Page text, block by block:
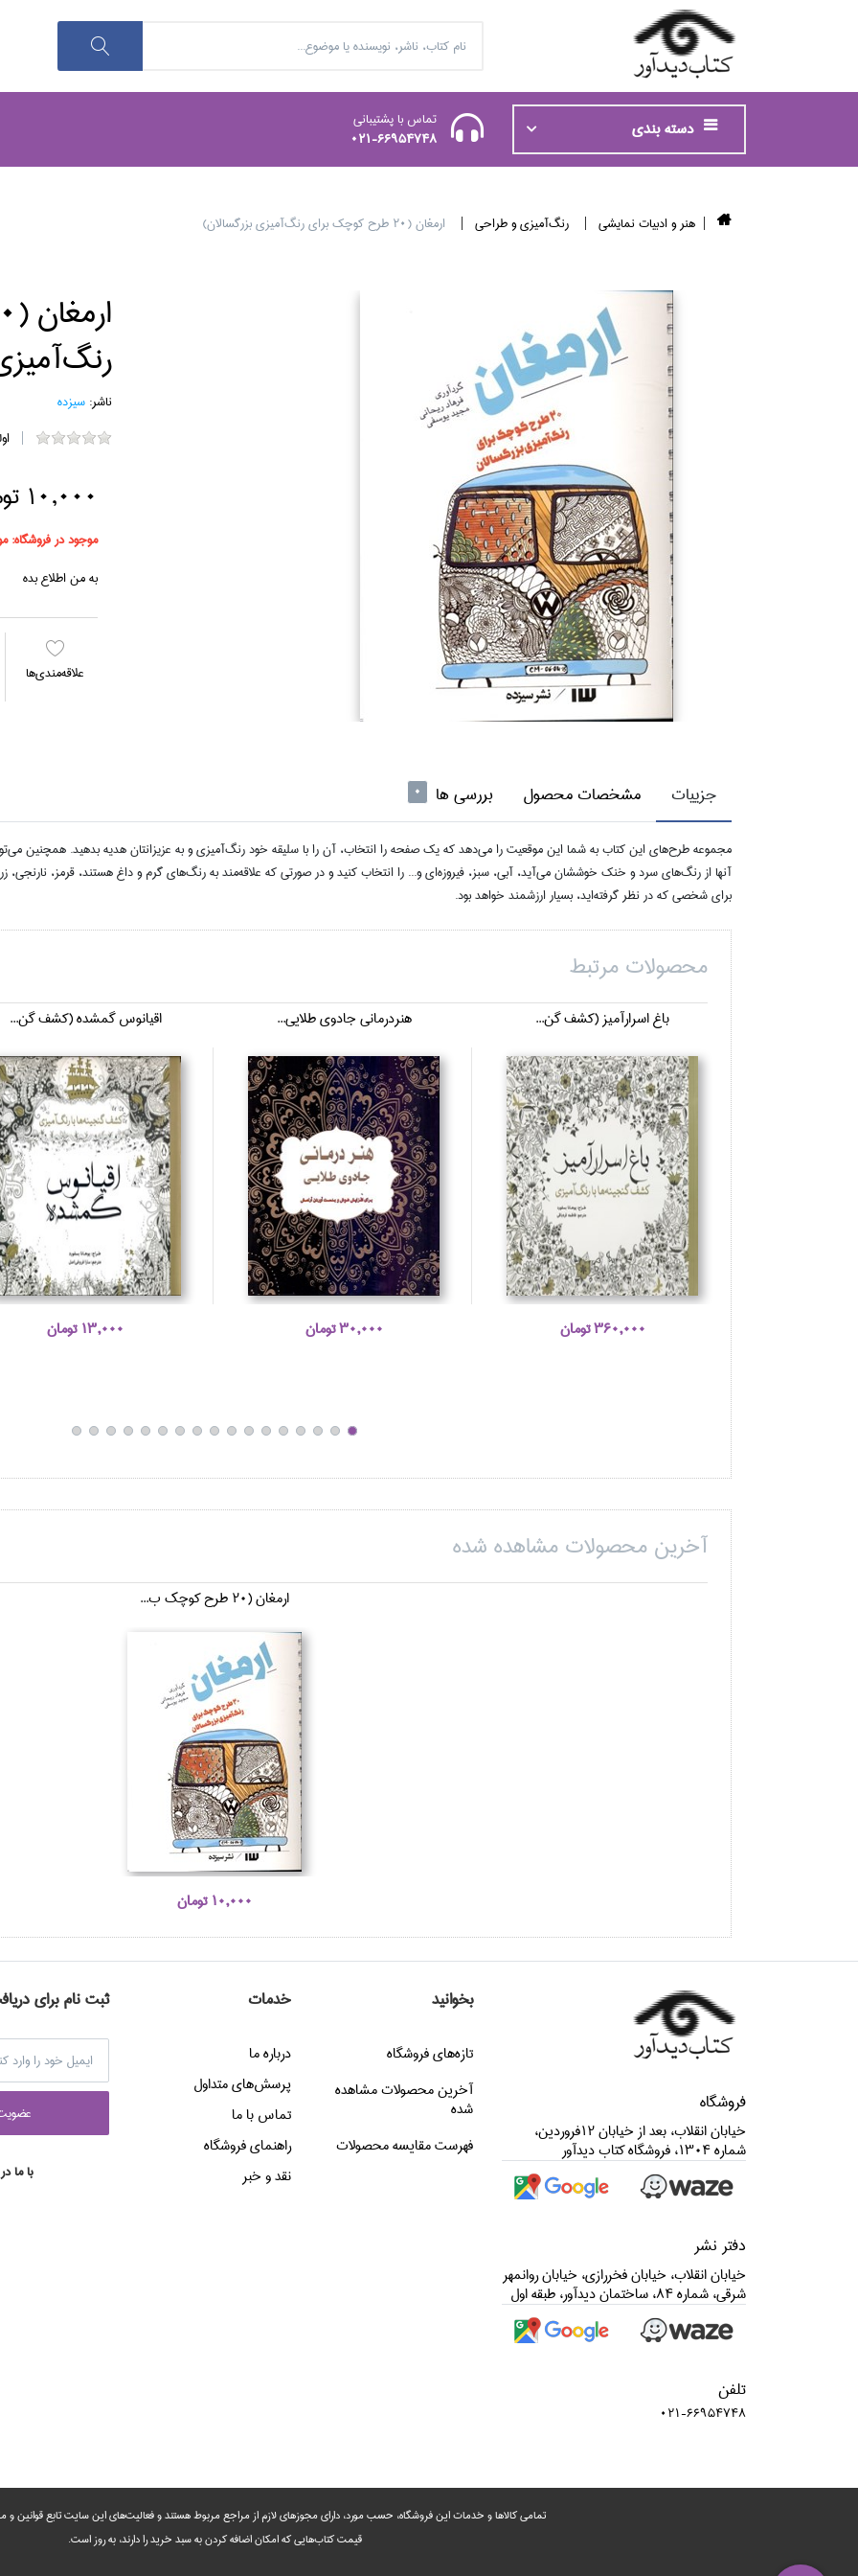
دسته بندی
تماس با پشتیبانی
021-66954748
هنر و ادبيات نمايشي رنگ‌آميزي و طراحي ارمغان (20 طرح كوچك براي رنگ‌آميزي بزرگسالان)
ناشر: سيزده
10,000 تومان
موجود در فروشگاه:
به من اطلاع بده
علاقه‌مندي‌ها
جزییات مشخصات محصول بررسی ها 0
مجموعه طرح‌هاي اين كتاب به شما اين موقعيت را مي‌دهد كه يك صفحه را انتخاب، آن را با سليقه خود رنگ‌آميزي و به عزيزانتان هديه بدهيد. همچنين
آنها از رنگ‌هاي سرد و خنك خوششان مي‌آيد، آبي، سبز، فيروزه‌اي و... را انتخاب كنيد و در صورتي كه علاقه‌مند به رنگ‌هاي گرم و داغ هستند، قرمز، نارنجي،
براي شخصي كه در نظر گرفته‌ايد، بسيار ارزشمند خواهد بود.
محصولات مرتبط
باغ اسرارآميز (كشف گن...
360,000 تومان
هنردرماني جادوي طلايي...
30,000 تومان
اقيانوس گمشده (كشف گن...
13,000 تومان
آخرین محصولات مشاهده شده
ارمغان (20 طرح كوچك ب...
10,000 تومان
فروشگاه
خيابان انقلاب، بعد از خيابان 12فروردين،
شماره 1304، فروشگاه كتاب ديدآور
دفتر نشر
خيابان انقلاب، خيابان فخررازي، خيابان روانمهر
شرقي، شماره 84، ساختمان ديدآور، طبقه اول
تلفن
021-66954748
بخوانید
تازه‌هاي فروشگاه
آخرین محصولات مشاهده
شده
فهرست مقایسه محصولات
خدمات
درباره ما
پرسش‌هاي متداول
تماس با ما
راهنماي فروشگاه
نقد و خبر
ثبت نام برای
با ما
تمامی‌ کالاها و خدمات این فروشگاه، حسب مورد،‌ دارای مجوزهای لازم از مراجع مربوط هستند ‌و‌‌ فعالیت‌های این سایت تابع قوانین
قیمت کتاب‌هایی که امکان اضافه کردن به سبد خرید را دارند،‌ به روز است.